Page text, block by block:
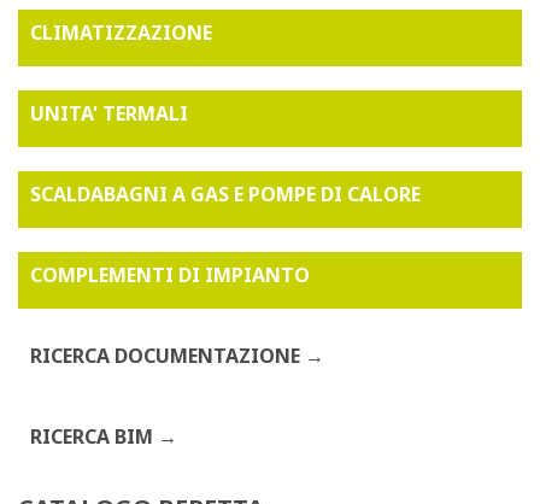
CLIMATIZZAZIONE
UNITA' TERMALI
SCALDABAGNI A GAS E POMPE DI CALORE
COMPLEMENTI DI IMPIANTO
RICERCA DOCUMENTAZIONE
RICERCA BIM